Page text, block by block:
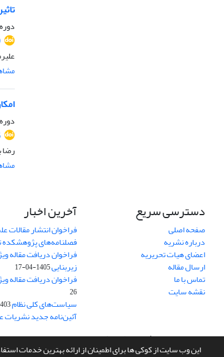
این وب سایت از کوکی ها برای اطمینان از ارائه بهترین خدمات
دوره 8، شماره 32، زمستان 1399، صفحه
دوره 8، شماره 31، پاییز 1399، صفحه
رضا
دسترسی سریع
صفحه اصلی
درباره نشریه
اعضای هیات تحریریه
ارسال مقاله
تماس با ما
نقشه سایت
آخرین اخبار
فراخوان انتشار مقالات
فصلنامه‌های پژوهشکده
فراخوان دریافت مقاله
زیربنایی1405-04-17
فراخوان دریافت مقاله
26
سیاست‌های کلی نظام02-23
آئین‌نامه جدید
سامانه مدیریت نشریات علمی.طراحی و پیاده سازی ازسیناوب